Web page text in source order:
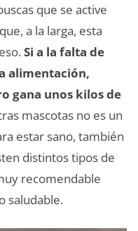
que se active
a la larga, esta
Si a la falta de
alimentación,
gana unos kilos de
mascotas no es un
estar sano, también
distintos tipos de
recomendable
saludable.